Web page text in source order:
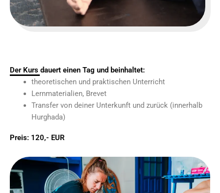
Der Kurs dauert einen Tag und beinhaltet:
theoretischen und praktischen Unterricht
Lernmaterialien, Brevet
Transfer von deiner Unterkunft und zurück (innerhalb
Hurghada)
Preis: 120,- EUR